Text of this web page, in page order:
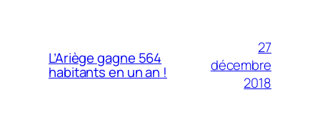
L’Ariège gagne 564
habitants en un an !
27
décembre
2018